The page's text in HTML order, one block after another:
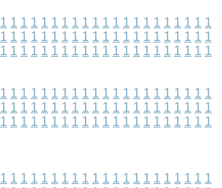
1 1 1 1 1 1 1 1 1 1 1 1 1 1 1 1 1 1 1 1 1
1 1 1 1 1 1 1 1 1 1 1 1 1 1 1 1 1 1 1 1 1
1 1 1 1 1 1 1 1 1 1 1 1 1 1 1 1 1 1 1 1 1
1 1 1 1 1 1 1 1 1 1 1 1 1 1 1 1 1 1 1 1 1
1 1 1 1 1 1 1 1 1 1 1 1 1 1 1 1 1 1 1 1 1
1 1 1 1 1 1 1 1 1 1 1 1 1 1 1 1 1 1 1 1 1
1 1 1 1 1 1 1 1 1 1 1 1 1 1 1 1 1 1 1 1 1